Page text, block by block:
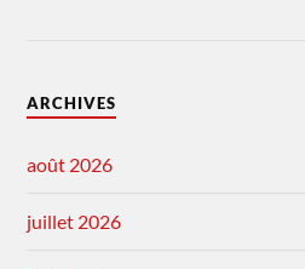
ARCHIVES
août 2026
juillet 2026